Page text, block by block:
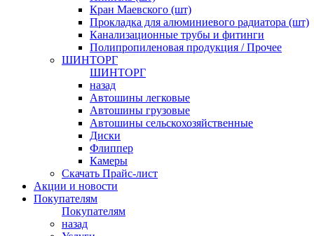
Кран Маевского (шт)
Прокладка для алюминиевого радиатора (шт)
Канализационные трубы и фитинги
Полипропиленовая продукция / Прочее
ШИНТОРГ
ШИНТОРГ
назад
Автошины легковые
Автошины грузовые
Автошины сельскохозяйственные
Диски
Флиппер
Камеры
Скачать Прайс-лист
Акции и новости
Покупателям
Покупателям
назад